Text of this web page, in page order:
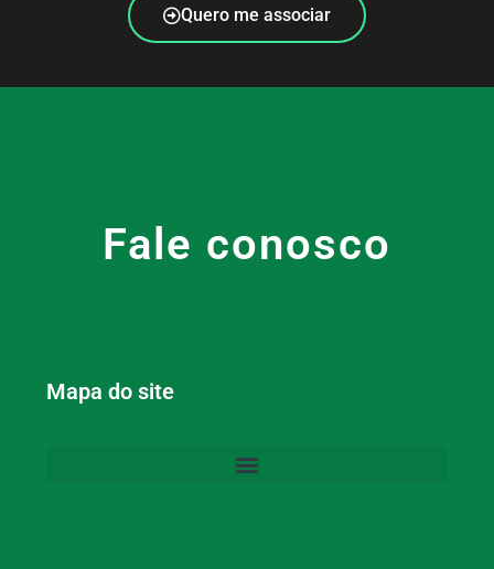
Quero me associar
Fale conosco
Mapa do site